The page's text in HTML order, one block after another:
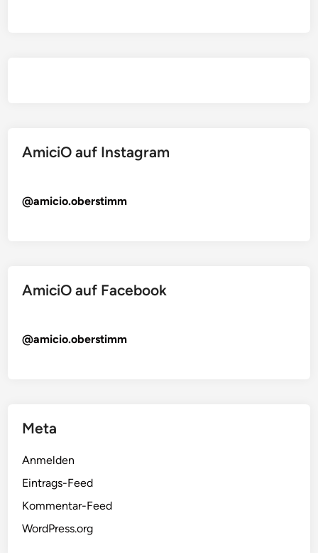
AmiciO auf Instagram
@amicio.oberstimm
AmiciO auf Facebook
@amicio.oberstimm
Meta
Anmelden
Eintrags-Feed
Kommentar-Feed
WordPress.org